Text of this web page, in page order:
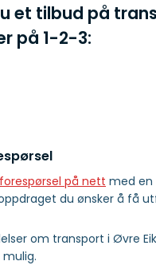
et tilbud på
på 1-2-3:
forespørsel på nett med en
du ønsker å få
om transport i Øvre